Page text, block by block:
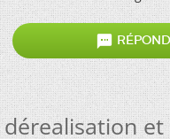

dérealisation